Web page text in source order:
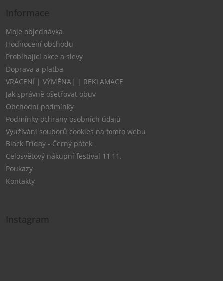
Informace
Moje objednávka
Hodnocení obchodu
Probíhající akce a slevy
Doprava a platba
VRÁCENÍ | VÝMĚNA| | REKLAMACE
Jak správně ošetřovat obuv
Obchodní podmínky
Podmínky ochrany osobních údajů
Využívání souborů cookies na tomto webu
Black Friday - Černý pátek
Celosvětový nákupní festival 11.11.
Poukazy
Kontakty
Instagram